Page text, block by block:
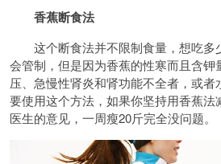
香蕉断食法
这个断食法并不限制食量，想吃多
会管制，但是因为香蕉的性寒而且含钾
压、急慢性肾炎和肾功能不全者，或
要使用这个方法，如果你坚持用香蕉
医生的意见，一周瘦20斤完全没问题。